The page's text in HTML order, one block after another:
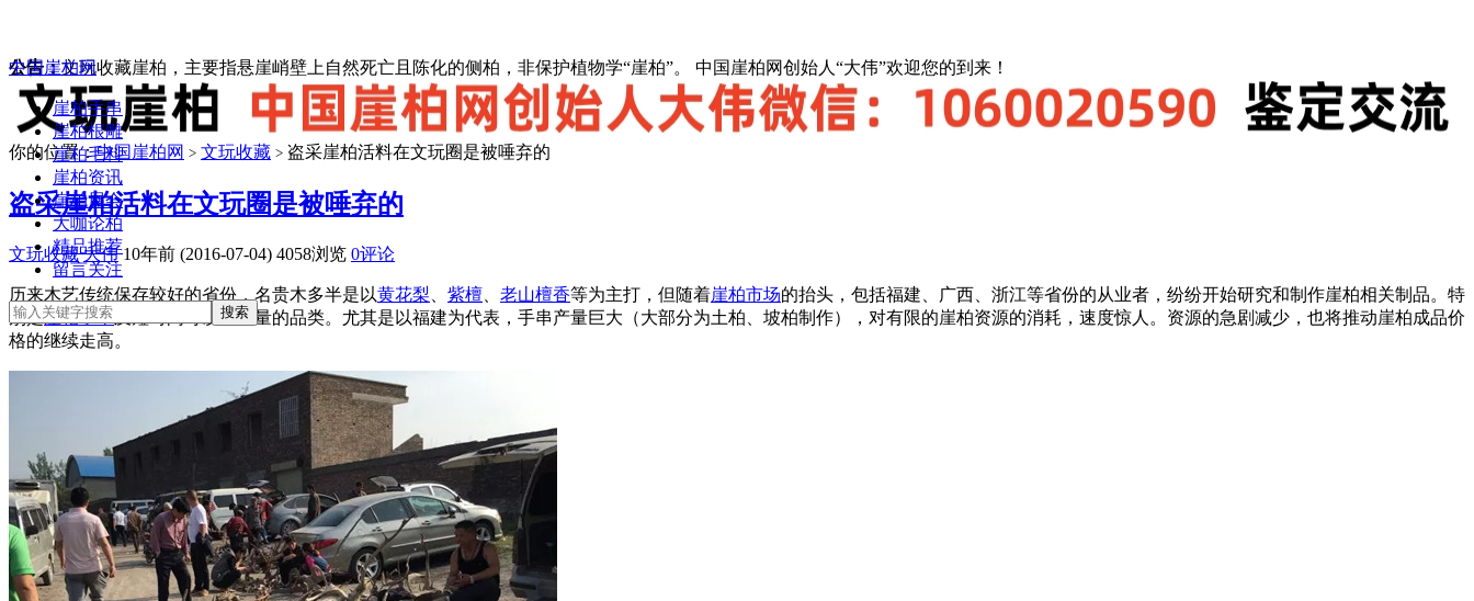
中国崖柏网
崖柏手串
崖柏根雕
崖柏毛料
崖柏资讯
崖柏展会
大咖论柏
精品推荐
留言关注
公告：文玩收藏崖柏，主要指悬崖峭壁上自然死亡且陈化的侧柏，非保护植物学“崖柏”。 中国崖柏网创始人“大伟”欢迎您的到来！
你的位置：中国崖柏网 > 文玩收藏 > 盗采崖柏活料在文玩圈是被唾弃的
盗采崖柏活料在文玩圈是被唾弃的
文玩收藏 大伟 10年前 (2016-07-04) 4058浏览 0评论
历来木艺传统保存较好的省份，名贵木多半是以黄花梨 紫檀 老山檀香等为主打，但随着崖柏市场的抬头，包括福建、广西、浙江等省份的从业者，纷纷开始研究和制作崖柏相关制品。特
别是崖柏手串
及短时间可以上产量的品类。尤其是以福建为代表，手串产量巨大（大部分为土柏、坡柏制作），对有限的崖柏资源的消耗，速度惊人。资源的急剧减少，也将推动崖柏成品价
格的继续走高。